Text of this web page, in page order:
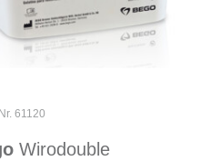
61120
Wirodouble